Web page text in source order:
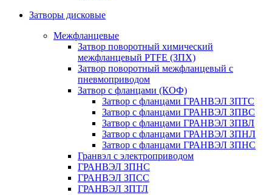
Затворы дисковые
Межфланцевые
Затвор поворотный химический
межфланцевый PTFE (ЗПХ)
Затвор поворотный межфланцевый с
пневмоприводом
Затвор с фланцами (КОФ)
Затвор с фланцами ГРАНВЭЛ ЗПТС
Затвор с фланцами ГРАНВЭЛ ЗПВС
Затвор с фланцами ГРАНВЭЛ ЗПВЛ
Затвор с фланцами ГРАНВЭЛ ЗПНЛ
Затвор с фланцами ГРАНВЭЛ ЗПНС
Гранвэл с электроприводом
ГРАНВЭЛ ЗПНС
ГРАНВЭЛ ЗПСС
ГРАНВЭЛ ЗПТЛ